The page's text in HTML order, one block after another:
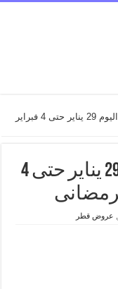
عروض رامز قطر اليوم 29 يناير حتى 4 فبراير
عروض رامز قطر اليوم 29 يناير حتى 4
عروض قطر